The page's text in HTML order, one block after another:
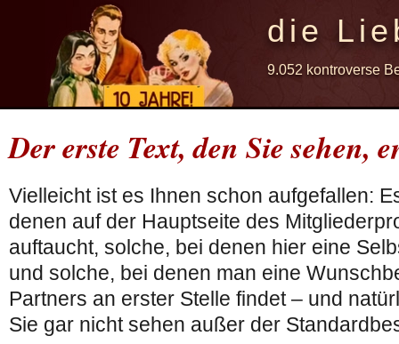
die
9.052 kontroverse
Der erste Text, den Sie sehen,
Vielleicht ist es Ihnen schon aufgefallen:
denen auf der Hauptseite des
auftaucht, solche, bei denen hier eine
und solche, bei denen man eine
Partners an erster Stelle findet – und
Sie gar nicht sehen außer der